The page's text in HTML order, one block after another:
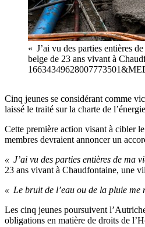
« J’ai vu des parties entières
belge de 23 ans vivant à
Cinq jeunes se considérant comme
laissé le traité sur la charte de
Cette première action visant à cibler
membres devraient annoncer un
« J’ai vu des parties entières de ma
23 ans vivant à Chaudfontaine, une
« Le bruit de l’eau ou de la pluie me
Les cinq jeunes poursuivent
obligations en matière de droits de